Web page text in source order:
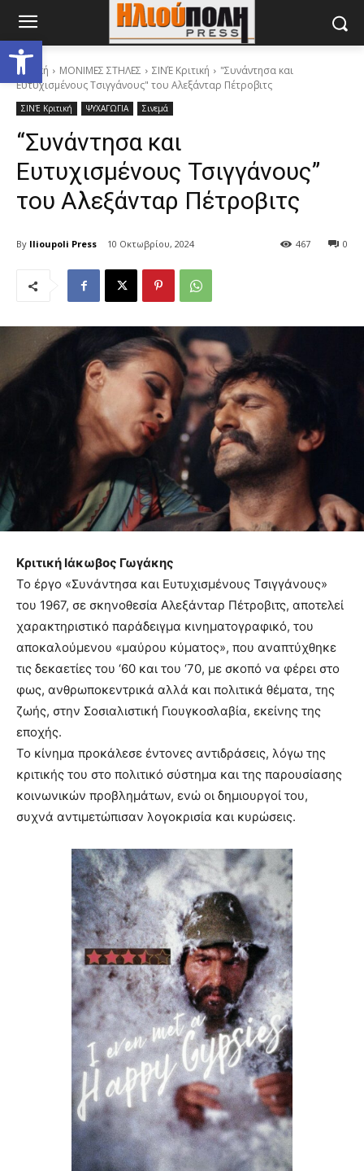
Ανοίξτε τη γραμμή εργαλείων
Αρχική ΜΟΝΙΜΕΣ ΣΤΗΛΕΣ ΣΙΝΈ Κριτική
"Συνάντησα και
Ευτυχισμένους Τσιγγάνους" του Αλεξάνταρ Πέτροβιτς
ΣΙΝΈ Κριτική ΨΥΧΑΓΩΓΙΑ Σινεμά
“Συνάντησα και
Ευτυχισμένους Τσιγγάνους”
του Αλεξάνταρ Πέτροβιτς
By Ilioupoli Press 10 Οκτωβρίου, 2024 0
467
Κριτική Ιάκωβος Γωγάκης
Το έργο «Συνάντησα και Ευτυχισμένους Τσιγγάνους»
του 1967, σε σκηνοθεσία Αλεξάνταρ Πέτροβιτς, αποτελεί
χαρακτηριστικό παράδειγμα κινηματογραφικό, του
αποκαλούμενου «μαύρου κύματος», που αναπτύχθηκε
τις δεκαετίες του ‘60 και του ‘70, με σκοπό να φέρει στο
φως, ανθρωποκεντρικά αλλά και πολιτικά θέματα, της
ζωής, στην Σοσιαλιστική Γιουγκοσλαβία, εκείνης της
εποχής.
Το κίνημα προκάλεσε έντονες αντιδράσεις, λόγω της
κριτικής του στο πολιτικό σύστημα και της παρουσίασης
κοινωνικών προβλημάτων, ενώ οι δημιουργοί του,
συχνά αντιμετώπισαν λογοκρισία και κυρώσεις.